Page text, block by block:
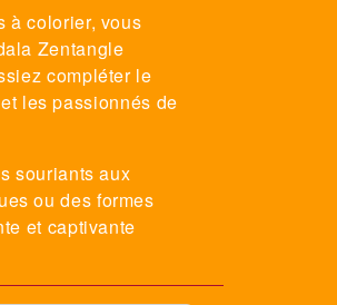
à colorier, vous
Zentangle
compléter le
les passionnés de
souriants aux
ou des formes
et captivante